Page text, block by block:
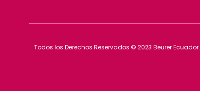
Todos los Derechos Reservados © 2023 Beurer Ecuador.